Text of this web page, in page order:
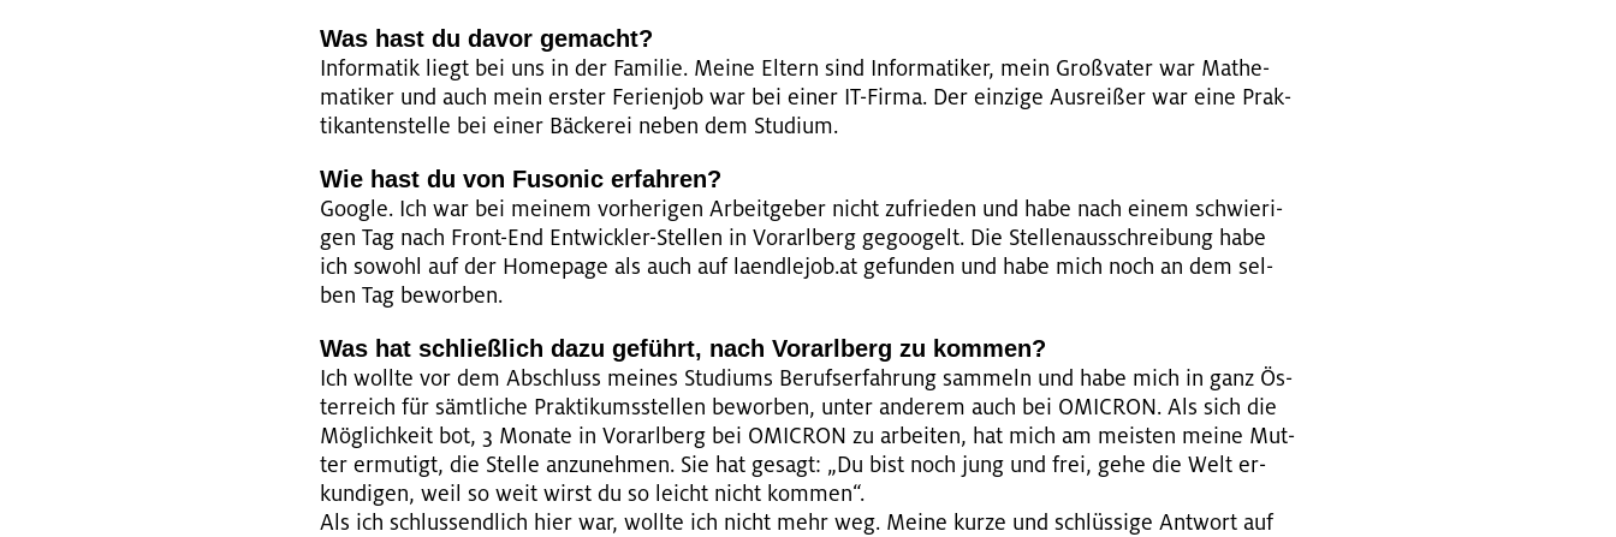
Was hast du davor ge­macht?
In­for­ma­tik liegt bei uns in der Fa­mi­lie. Meine El­tern sind In­for­ma­ti­ker, mein Gro­ßva­ter war Ma­the­
ma­ti­ker und auch mein ers­ter Fe­ri­en­job war bei einer IT-Firma. Der ein­zi­ge Aus­rei­ßer war eine Prak­
ti­kan­ten­stel­le bei einer Bä­cke­rei neben dem Stu­di­um.
Wie hast du von Fu­so­nic er­fah­ren?
Goog­le. Ich war bei mei­nem vor­he­ri­gen Ar­beit­ge­ber nicht zu­frie­den und habe nach einem schwie­ri­
gen Tag nach Front-End Ent­wick­ler-Stel­len in Vor­arl­berg ge­g­oo­gelt. Die Stel­len­aus­schrei­bung habe
ich so­wohl auf der Home­page als auch auf la­end­le­job.at ge­fun­den und habe mich noch an dem sel­
ben Tag be­wor­ben.
Was hat schlie­ß­lich dazu ge­führt, nach Vor­arl­berg zu kom­men?
Ich woll­te vor dem Ab­schluss mei­nes Stu­di­ums Be­rufs­er­fah­rung sam­meln und habe mich in ganz Ös­
ter­reich für sämt­li­che Prak­ti­kums­stel­len be­wor­ben, unter an­de­rem auch bei OMIC­RON. Als sich die
Mög­lich­keit bot, 3 Mo­na­te in Vor­arl­berg bei OMIC­RON zu ar­bei­ten, hat mich am meis­ten meine Mut­
ter er­mu­tigt, die Stel­le an­zu­neh­men. Sie hat ge­sagt: „Du bist noch jung und frei, gehe die Welt er­
kun­di­gen, weil so weit wirst du so leicht nicht kom­men“.
Als ich schluss­end­lich hier war, woll­te ich nicht mehr weg. Meine kurze und schlüs­si­ge Ant­wort auf